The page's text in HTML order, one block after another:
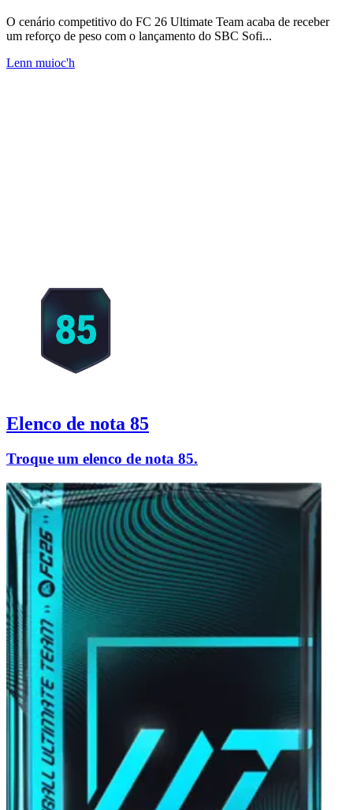
O cenário competitivo do FC 26 Ultimate Team acaba de receber
um reforço de peso com o lançamento do SBC Sofi...
Lenn muioc'h
Elenco de nota 85
Troque um elenco de nota 85.